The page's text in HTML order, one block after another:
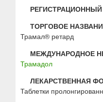
РЕГИСТРАЦИОННЫЙ
ТОРГОВОЕ
Трамал® ретард
МЕЖДУНАРОДНОЕ
Трамадол
ЛЕКАРСТВЕННАЯ
Таблетки